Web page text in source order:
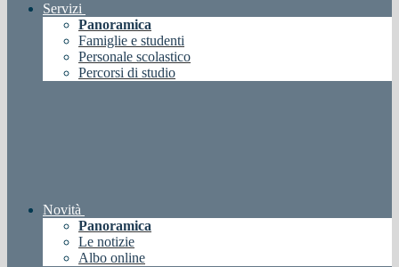
Servizi
Panoramica
Famiglie e studenti
Personale scolastico
Percorsi di studio
Novità
Panoramica
Le notizie
Albo online